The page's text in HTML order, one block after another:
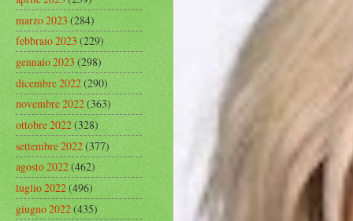
marzo 2023(284)
febbraio 2023(229)
gennaio 2023(298)
dicembre 2022(290)
novembre 2022(363)
ottobre 2022(328)
settembre 2022(377)
agosto 2022(462)
luglio 2022(496)
giugno 2022(435)